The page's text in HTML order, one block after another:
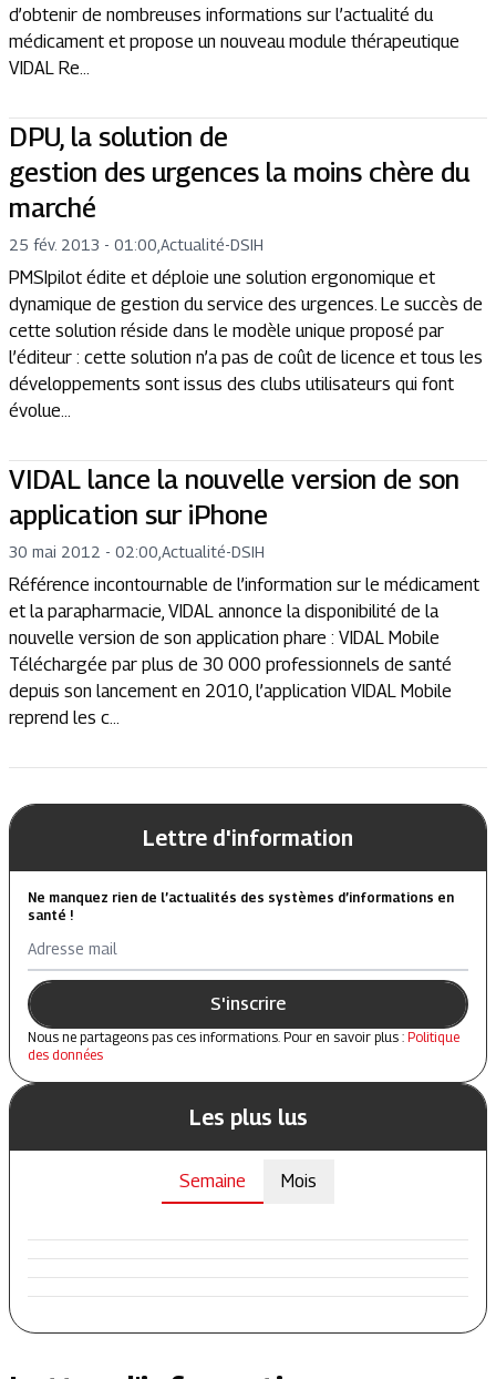
d’obtenir de nombreuses informations sur l’actualité du
médicament et propose un nouveau module thérapeutique
VIDAL Re...
DPU, la solution de
gestion des urgences la moins chère du
marché
25 fév. 2013 - 01:00 Actualité-DSIH
PMSIpilot édite et déploie une solution ergonomique et
dynamique de gestion du service des urgences. Le succès de
cette solution réside dans le modèle unique proposé par
l’éditeur : cette solution n’a pas de coût de licence et tous les
développements sont issus des clubs utilisateurs qui font
évolue...
VIDAL lance la nouvelle version de son
application sur iPhone
30 mai 2012 - 02:00 Actualité-DSIH
Référence incontournable de l’information sur le médicament
et la parapharmacie, VIDAL annonce la disponibilité de la
nouvelle version de son application phare : VIDAL Mobile
Téléchargée par plus de 30 000 professionnels de santé
depuis son lancement en 2010, l’application VIDAL Mobile
reprend les c...
Lettre d'information
Ne manquez rien de l’actualités des systèmes d’informations en
santé !
Adresse mail
S'inscrire
Nous ne partageons pas ces informations. Pour en savoir plus : Politique
des données
Les plus lus
Semaine Mois